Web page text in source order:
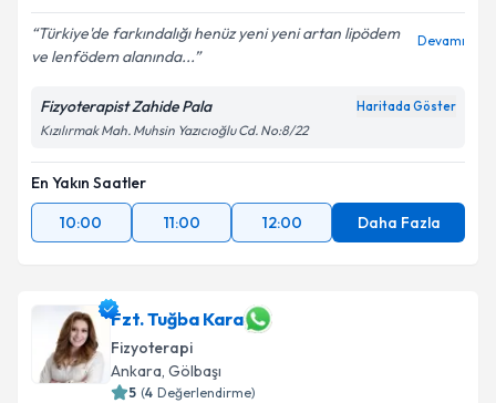
Türkiye'de farkındalığı henüz yeni yeni artan lipödem
ve lenfödem alanında...
Devamı
Fizyoterapist Zahide Pala Haritada Göster
Kızılırmak Mah. Muhsin Yazıcıoğlu Cd. No:8/22
En Yakın Saatler
10:00
11:00 12:00 Daha Fazla
Fzt. Tuğba Kara
Fizyoterapi
Ankara, Gölbaşı
5 (4 Değerlendirme)